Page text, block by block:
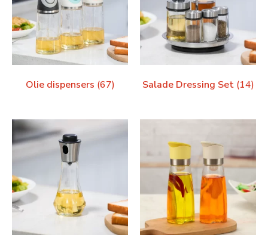
Olie dispensers (67) Salade Dressing Set (14)